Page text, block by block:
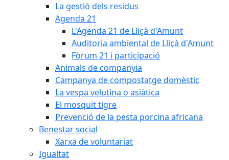
La gestió dels residus
Agenda 21
L'Agenda 21 de Lliçà d'Amunt
Auditoria ambiental de Lliçà d'Amunt
Fòrum 21 i participació
Animals de companyia
Campanya de compostatge domèstic
La vespa velutina o asiàtica
El mosquit tigre
Prevenció de la pesta porcina africana
Benestar social
Xarxa de voluntariat
Igualtat